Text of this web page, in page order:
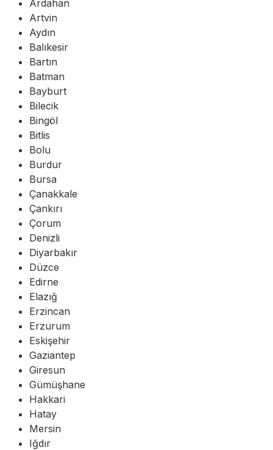
Ardahan
Artvin
Aydın
Balıkesir
Bartın
Batman
Bayburt
Bilecik
Bingöl
Bitlis
Bolu
Burdur
Bursa
Çanakkale
Çankırı
Çorum
Denizli
Diyarbakır
Düzce
Edirne
Elazığ
Erzincan
Erzurum
Eskişehir
Gaziantep
Giresun
Gümüşhane
Hakkari
Hatay
Mersin
Iğdır